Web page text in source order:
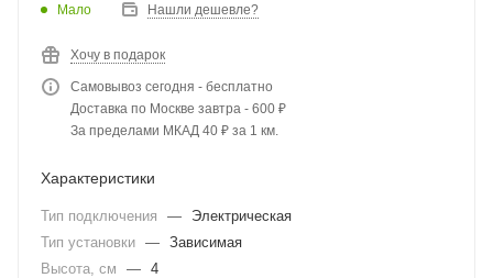
Мало Нашли дешевле?
Хочу в подарок
Самовывоз сегодня - бесплатно
Доставка по Москве завтра - 600 ₽
За пределами МКАД 40 ₽ за 1 км.
Характеристики
Тип подключения —
Электрическая
Тип установки — Зависимая
Высота, см
— 4